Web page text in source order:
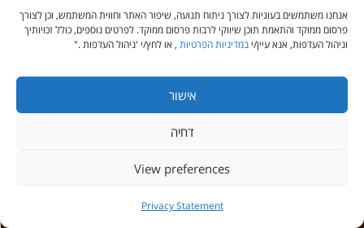
אנחנו משתמשים בעוגיות לצורך ניתוח תנועה, שיפור האתר וחווית המשתמש, וכן לצורך
פרסום ממוקד והתאמת תוכן שיווקי לרבות פרסום ממוקד. לפרטים נוספים, כולל זכויותיך
וניהול העדפות, אנא עיין/יבמדיניות הפרטיות , או לחץ/י 'ניהול העדפות ."
אישור
דחיה
View preferences
Privacy Statement